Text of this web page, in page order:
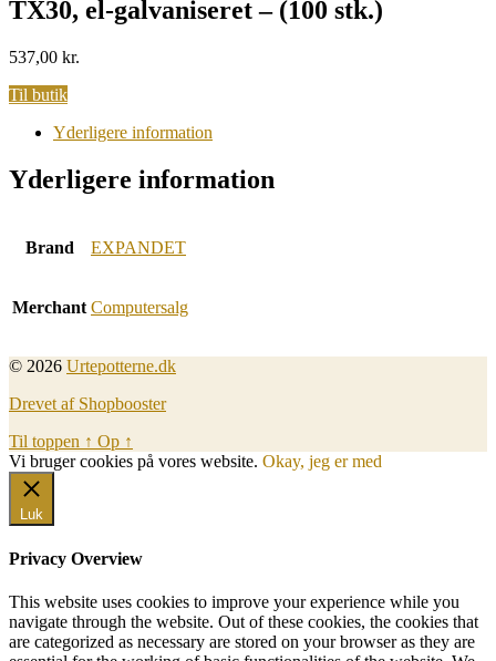
TX30, el-galvaniseret – (100 stk.)
537,00 kr.
Til butik
Yderligere information
Yderligere information
Brand EXPANDET
Merchant Computersalg
© 2026 Urtepotterne.dk
Drevet af Shopbooster
Til toppen ↑ Op ↑
Vi bruger cookies på vores website. Okay, jeg er med
Luk
Privacy Overview
This website uses cookies to improve your experience while you
navigate through the website. Out of these cookies, the cookies that
are categorized as necessary are stored on your browser as they are